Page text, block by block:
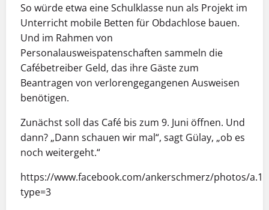
So würde etwa eine Schulklasse nun als Projekt im
Unterricht mobile Betten für Obdachlose bauen.
Und im Rahmen von
Personalausweispatenschaften sammeln die
Cafébetreiber Geld, das ihre Gäste zum
Beantragen von verlorengegangenen Ausweisen
benötigen.
Zunächst soll das Café bis zum 9. Juni öffnen. Und
dann? „Dann schauen wir mal“, sagt Gülay, „ob es
noch weitergeht.“
https://www.facebook.com/ankerschmerz/photos/
type=3